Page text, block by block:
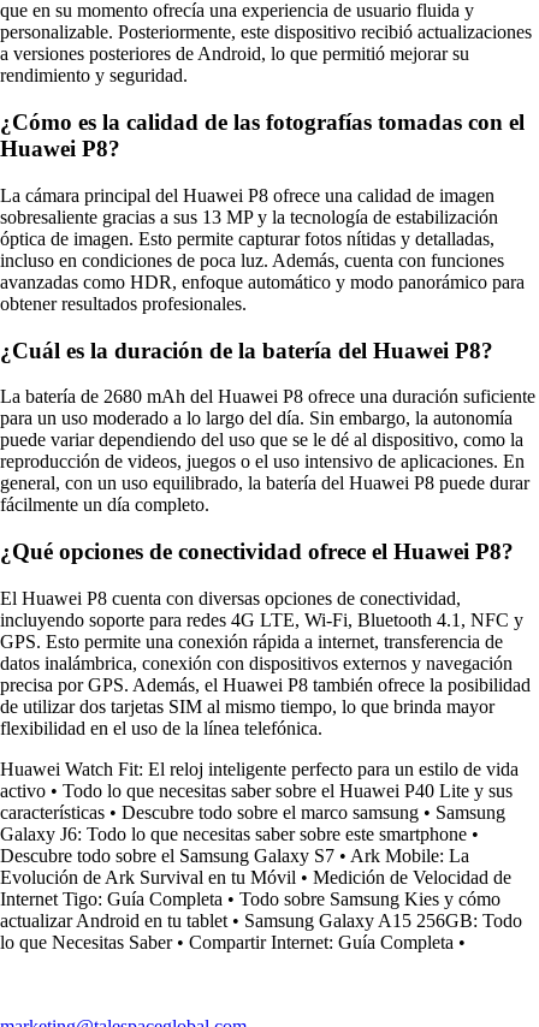
que en su momento ofrecía una experiencia de usuario fluida y
personalizable. Posteriormente, este dispositivo recibió actualizaciones
a versiones posteriores de Android, lo que permitió mejorar su
rendimiento y seguridad.
¿Cómo es la calidad de las fotografías tomadas con el
Huawei P8?
La cámara principal del Huawei P8 ofrece una calidad de imagen
sobresaliente gracias a sus 13 MP y la tecnología de estabilización
óptica de imagen. Esto permite capturar fotos nítidas y detalladas,
incluso en condiciones de poca luz. Además, cuenta con funciones
avanzadas como HDR, enfoque automático y modo panorámico para
obtener resultados profesionales.
¿Cuál es la duración de la batería del Huawei P8?
La batería de 2680 mAh del Huawei P8 ofrece una duración suficiente
para un uso moderado a lo largo del día. Sin embargo, la autonomía
puede variar dependiendo del uso que se le dé al dispositivo, como la
reproducción de videos, juegos o el uso intensivo de aplicaciones. En
general, con un uso equilibrado, la batería del Huawei P8 puede durar
fácilmente un día completo.
¿Qué opciones de conectividad ofrece el Huawei P8?
El Huawei P8 cuenta con diversas opciones de conectividad,
incluyendo soporte para redes 4G LTE, Wi-Fi, Bluetooth 4.1, NFC y
GPS. Esto permite una conexión rápida a internet, transferencia de
datos inalámbrica, conexión con dispositivos externos y navegación
precisa por GPS. Además, el Huawei P8 también ofrece la posibilidad
de utilizar dos tarjetas SIM al mismo tiempo, lo que brinda mayor
flexibilidad en el uso de la línea telefónica.
Huawei Watch Fit: El reloj inteligente perfecto para un estilo de vida
activo • Todo lo que necesitas saber sobre el Huawei P40 Lite y sus
características • Descubre todo sobre el marco samsung • Samsung
Galaxy J6: Todo lo que necesitas saber sobre este smartphone •
Descubre todo sobre el Samsung Galaxy S7 • Ark Mobile: La
Evolución de Ark Survival en tu Móvil • Medición de Velocidad de
Internet Tigo: Guía Completa • Todo sobre Samsung Kies y cómo
actualizar Android en tu tablet • Samsung Galaxy A15 256GB: Todo
lo que Necesitas Saber• Compartir Internet: Guía Completa •